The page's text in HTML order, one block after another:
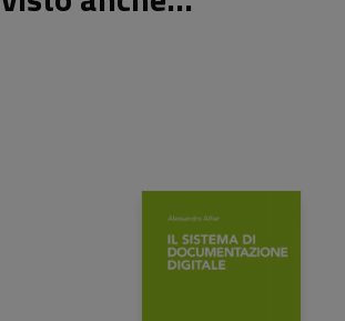
26,00 €